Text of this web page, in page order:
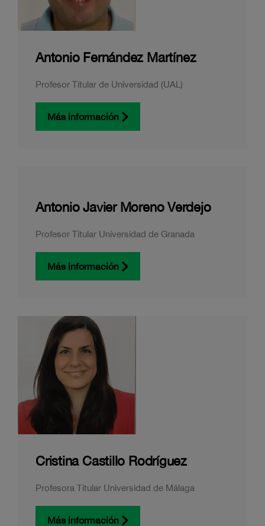
Antonio Fernández Martínez
Profesor Titular de Universidad (UAL)
Más información
Antonio Javier Moreno Verdejo
Profesor Titular Universidad de Granada
Más información
Cristina Castillo Rodríguez
Profesora Titular Universidad de Málaga
Más información